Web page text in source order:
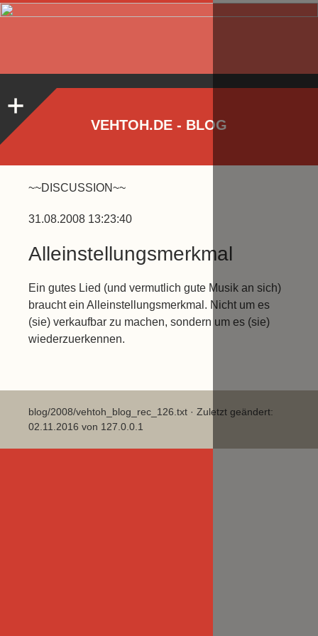
VEHTOH.DE - BLOG
~~DISCUSSION~~
31.08.2008 13:23:40
Alleinstellungsmerkmal
Ein gutes Lied (und vermutlich gute Musik an sich)
braucht ein Alleinstellungsmerkmal. Nicht um es
(sie) verkaufbar zu machen, sondern um es (sie)
wiederzuerkennen.
blog/2008/vehtoh_blog_rec_126.txt · Zuletzt geändert:
02.11.2016 von 127.0.0.1